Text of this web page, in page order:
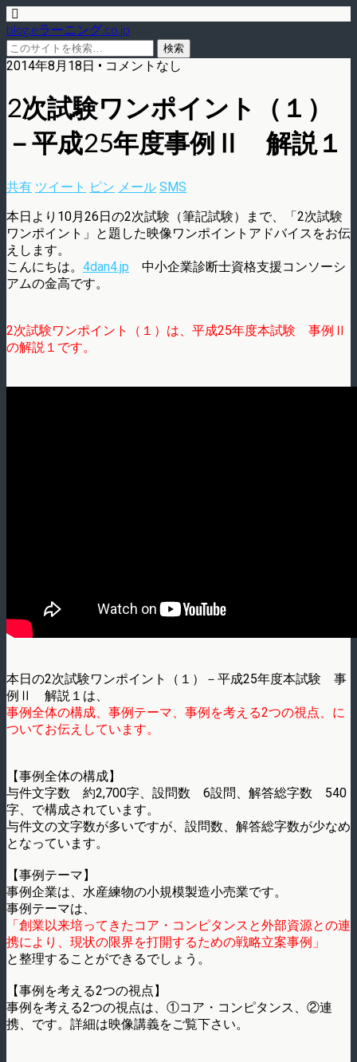
blog.eラーニング.co.jp
2014年8月18日 • コメントなし
2次試験ワンポイント（１）
－平成25年度事例Ⅱ 解説１
共有 ツイート ピン メール SMS
本日より10月26日の2次試験（筆記試験）まで、「2次試験
ワンポイント」と題した映像ワンポイントアドバイスをお伝
えします。
こんにちは。 4dan4.jp 中小企業診断士資格支援コンソーシ
アムの金高です。
2次試験ワンポイント（１）は、平成25年度本試験 事例Ⅱ
の解説１です。
本日の2次試験ワンポイント（１）－平成25年度本試験 事
例Ⅱ 解説１は、
事例全体の構成、事例テーマ、事例を考える2つの視点、に
ついてお伝えしています。
【事例全体の構成】
与件文字数 約2,700字、設問数 6設問、解答総字数 540
字、で構成されています。
与件文の文字数が多いですが、設問数、解答総字数が少なめ
となっています。
【事例テーマ】
事例企業は、水産練物の小規模製造小売業です。
事例テーマは、
「創業以来培ってきたコア・コンピタンスと外部資源との連
携により、現状の限界を打開するための戦略立案事例」
と整理することができるでしょう。
【事例を考える2つの視点】
事例を考える2つの視点は、①コア・コンピタンス、②連
携、です。詳細は映像講義をご覧下さい。